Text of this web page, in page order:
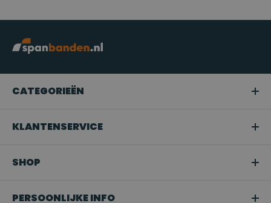
CATEGORIEËN
KLANTENSERVICE
SHOP
PERSOONLIJKE INFO